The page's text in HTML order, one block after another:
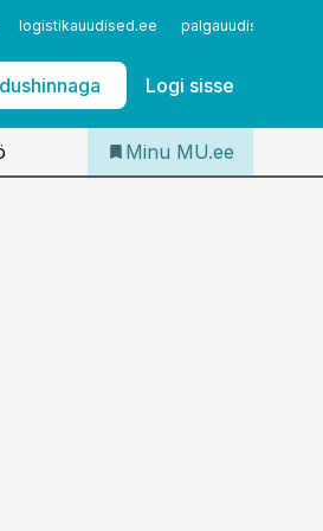
logistikauudised.ee palgauudised.ee
Logi sisse
Iseteenindus
Telli Meditsiiniuudised
Minu MU.ee